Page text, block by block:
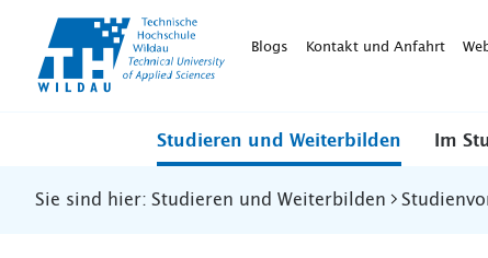
WildauBlogs Kontakt und Anfahrt
Studieren und Weiterbilden Im
Sie sind hier: Studieren und Weiterbilden